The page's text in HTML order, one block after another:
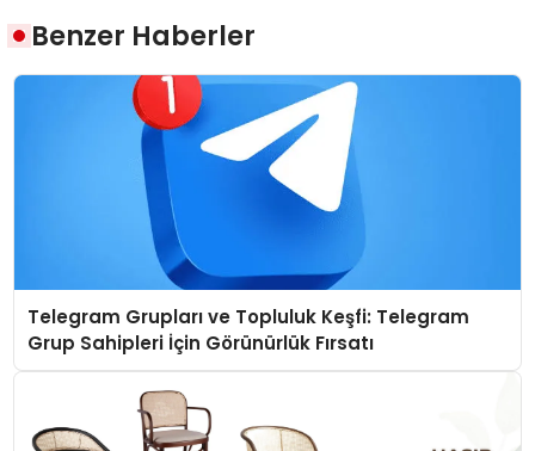
Benzer Haberler
Telegram Grupları ve Topluluk Keşfi: Telegram
Grup Sahipleri İçin Görünürlük Fırsatı